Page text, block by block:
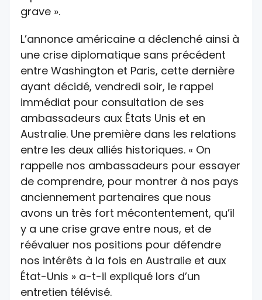
grave ».
L’annonce américaine a déclenché ainsi à
une crise diplomatique sans précédent
entre Washington et Paris, cette dernière
ayant décidé, vendredi soir, le rappel
immédiat pour consultation de ses
ambassadeurs aux États Unis et en
Australie. Une première dans les relations
entre les deux alliés historiques. « On
rappelle nos ambassadeurs pour essayer
de comprendre, pour montrer à nos pays
anciennement partenaires que nous
avons un très fort mécontentement, qu’il
y a une crise grave entre nous, et de
réévaluer nos positions pour défendre
nos intérêts à la fois en Australie et aux
État-Unis » a-t-il expliqué lors d’un
entretien télévisé.